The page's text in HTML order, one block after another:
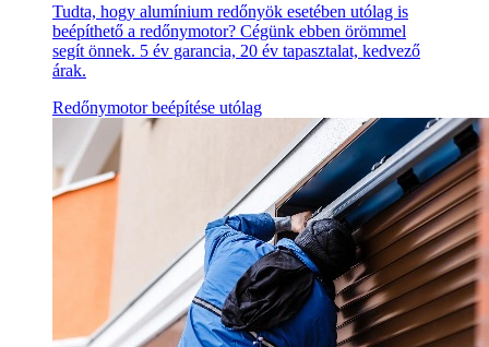
Tudta, hogy alumínium redőnyök esetében utólag is
beépíthető a redőnymotor? Cégünk ebben örömmel
segít önnek. 5 év garancia, 20 év tapasztalat, kedvező
árak.
Redőnymotor beépítése utólag